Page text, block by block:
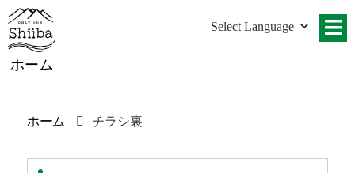
ホーム
ホーム チラシ裏